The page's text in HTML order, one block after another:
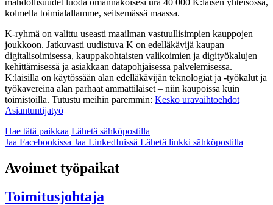
kolmella toimialallamme, seitsemässä maassa.
K-ryhmä on valittu useasti maailman vastuullisimpien kauppojen
joukkoon. Jatkuvasti uudistuva K on edelläkävijä kaupan
digitalisoimisessa, kauppakohtaisten valikoimien ja digityökalujen
kehittämisessä ja asiakkaan datapohjaisessa palvelemisessa.
K:laisilla on käytössään alan edelläkävijän teknologiat ja -työkalut ja
työkavereina alan parhaat ammattilaiset – niin kaupoissa kuin
toimistoilla. Tutustu meihin paremmin: Kesko uravaihtoehdot
Asiantuntijatyö
Hae tätä paikkaa Lähetä sähköpostilla
Jaa Facebookissa Jaa LinkedInissä Lähetä linkki sähköpostilla
Avoimet työpaikat
Toimitusjohtaja